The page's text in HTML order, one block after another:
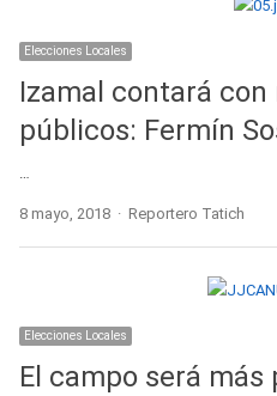
Elecciones Locales
Izamal contará con
públicos: Fermín
…
8 mayo, 2018 Author
Reportero Tatich
Elecciones Locales
El campo será